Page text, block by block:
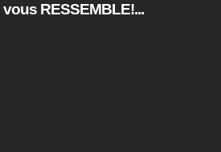
RESSEMBLE!...